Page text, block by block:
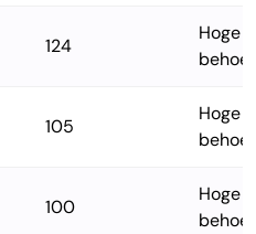
124
Hoge
105
Hoge
100
Hoge